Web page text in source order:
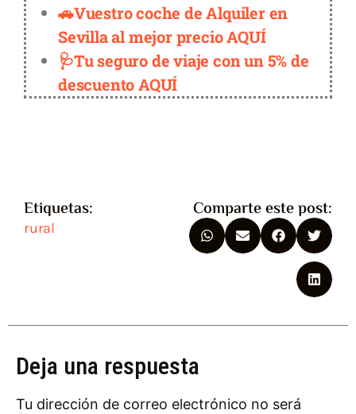
🚗Vuestro coche de Alquiler en
Sevilla al mejor precio AQUÍ
🩺Tu seguro de viaje con un 5% de
descuento AQUÍ
Etiquetas:
rural
Comparte este post:
Deja una respuesta
Tu dirección de correo electrónico no será